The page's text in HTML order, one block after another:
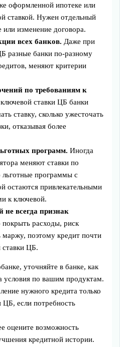
оформленной ипотеке или
ставкой. Нужен отдельный
изменение договора.
всех банков. Даже при
разные банки по‑разному
меняют критерии
по требованиям к
ставки ЦБ банки
ставку, сколько ужесточать
отказывая более
программ. Иногда
меняют ставки по
программы с
остаются привлекательными
к ключевой.
всегда признак
расходы, риск
маржу, поэтому кредит почти
ставки ЦБ.
уточняйте в банке, как
условия по вашим продуктам.
нужного кредита только
ЦБ, если потребность
оцените возможность
кредитной истории.